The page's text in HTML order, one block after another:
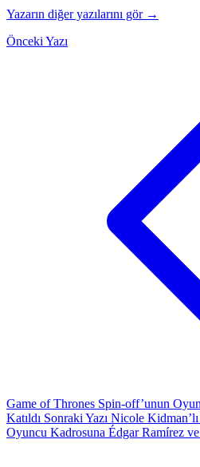
Yazarın diğer yazılarını gör →
Önceki Yazı
Game of Thrones Spin-off’unun
Katıldı Sonraki Yazı Nicole
Oyuncu Kadrosuna Édgar Ramírez